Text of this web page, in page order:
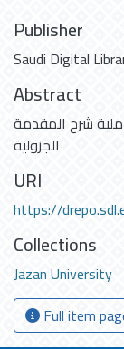
Publisher
Saudi Digital
Abstract
شرح المقدمة
الجزولية
URI
https://
Collections
Jazan University
Full item